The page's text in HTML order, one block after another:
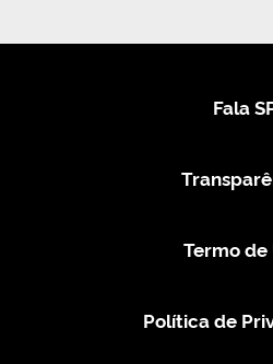
Fala
Termo de
Política de